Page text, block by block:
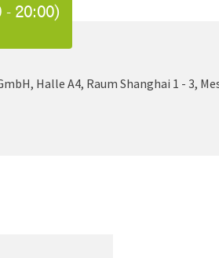
- 20:00)
Halle A4, Raum Shanghai 1 - 3,